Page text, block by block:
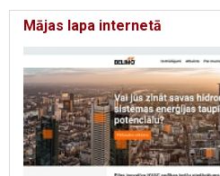
Mājas lapa internetā